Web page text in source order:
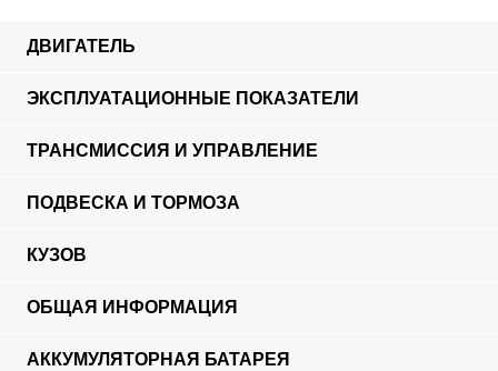
ДВИГАТЕЛЬ
ЭКСПЛУАТАЦИОННЫЕ ПОКАЗАТЕЛИ
ТРАНСМИССИЯ И УПРАВЛЕНИЕ
ПОДВЕСКА И ТОРМОЗА
КУЗОВ
ОБЩАЯ ИНФОРМАЦИЯ
АККУМУЛЯТОРНАЯ БАТАРЕЯ